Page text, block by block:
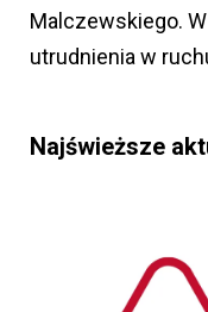
Malczewskiego.
utrudnienia w
Najświeższe